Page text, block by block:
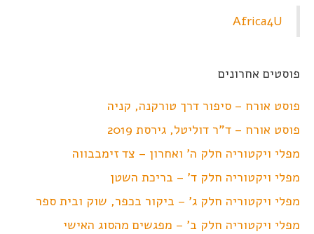
Africa4U
פוסטים אחרונים
פוסט אורח – סיפור דרך טורקנה, קניה
פוסט אורח – ד"ר דוליטל, גירסת 2019
מפלי ויקטוריה חלק ה' ואחרון – צד זימבבווה
מפלי ויקטוריה חלק ד' – בריכת השטן
מפלי ויקטוריה חלק ג' – ביקור בכפר, שוק ובית ספר
מפלי ויקטוריה חלק ב' – מפגשים מהסוג האישי